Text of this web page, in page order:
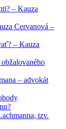
– Kauza
Cervanová –
– Kauza
– advokát
tzv.